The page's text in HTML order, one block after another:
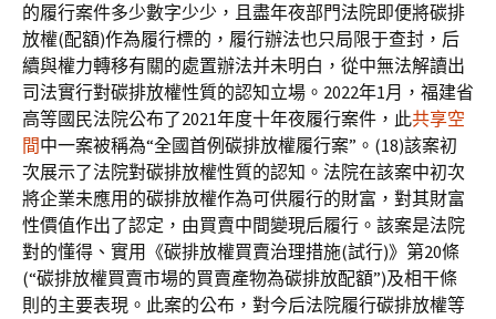
的履行案件多少數字少少，且盡年夜部門法院即便將碳排
放權(配額)作為履行標的，履行辦法也只局限于查封，后
續與權力轉移有關的處置辦法并未明白，從中無法解讀出
司法實行對碳排放權性質的認知立場。2022年1月，福建省
高等國民法院公布了2021年度十年夜履行案件，此共享空
間中一案被稱為“全國首例碳排放權履行案”。(18)該案初
次展示了法院對碳排放權性質的認知。法院在該案中初次
將企業未應用的碳排放權作為可供履行的財富，對其財富
性價值作出了認定，由買賣中間變現后履行。該案是法院
對的懂得、實用《碳排放權買賣治理措施(試行)》第20條
(“碳排放權買賣市場的買賣產物為碳排放配額”)及相干條
則的主要表現。此案的公布，對今后法院履行碳排放權等